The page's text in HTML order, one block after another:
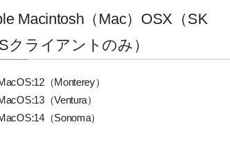
Macintosh（Mac）OSX（SK
クライアントのみ）
（Monterey）
（Ventura）
（Sonoma）